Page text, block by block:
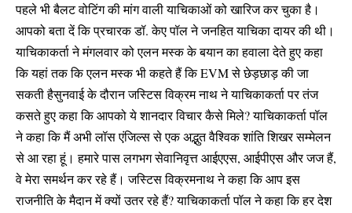
पहले भी बैलट वोटिंग की मांग वाली याचिकाओं को खारिज कर चुका है।
आपको बता दें कि प्रचारक डॉ. केए पॉल ने जनहित याचिका दायर की थी।
याचिकाकर्ता ने मंगलवार को एलन मस्क के बयान का हवाला देते हुए कहा
कि यहां तक ​​कि एलन मस्क भी कहते हैं कि EVM से छेड़छाड़ की जा
सकती हैसुनवाई के दौरान जस्टिस विक्रम नाथ ने याचिकाकर्ता पर तंज
कसते हुए कहा कि आपको ये शानदार विचार कैसे मिले? याचिकाकर्ता पॉल
ने कहा कि मैं अभी लॉस एंजिल्स से एक अद्भुत वैश्विक शांति शिखर सम्मेलन
से आ रहा हूं। हमारे पास लगभग सेवानिवृत्त आईएएस, आईपीएस और जज हैं,
वे मेरा समर्थन कर रहे हैं। जस्टिस विक्रमनाथ ने कहा कि आप इस
राजनीति के मैदान में क्यों उतर रहे हैं? याचिकाकर्ता पॉल ने कहा कि हर देश